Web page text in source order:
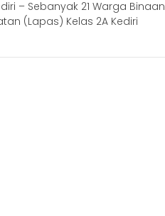
– Sebanyak 21 Warga Binaan
(Lapas) Kelas 2A Kediri